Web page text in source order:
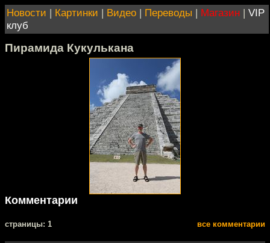
Новости | Картинки | Видео | Переводы | Магазин | VIP
клуб
Пирамида Кукулькана
Комментарии
cтраницы: 1 все комментарии